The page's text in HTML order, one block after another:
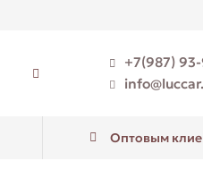
+7(987)
Оптовым